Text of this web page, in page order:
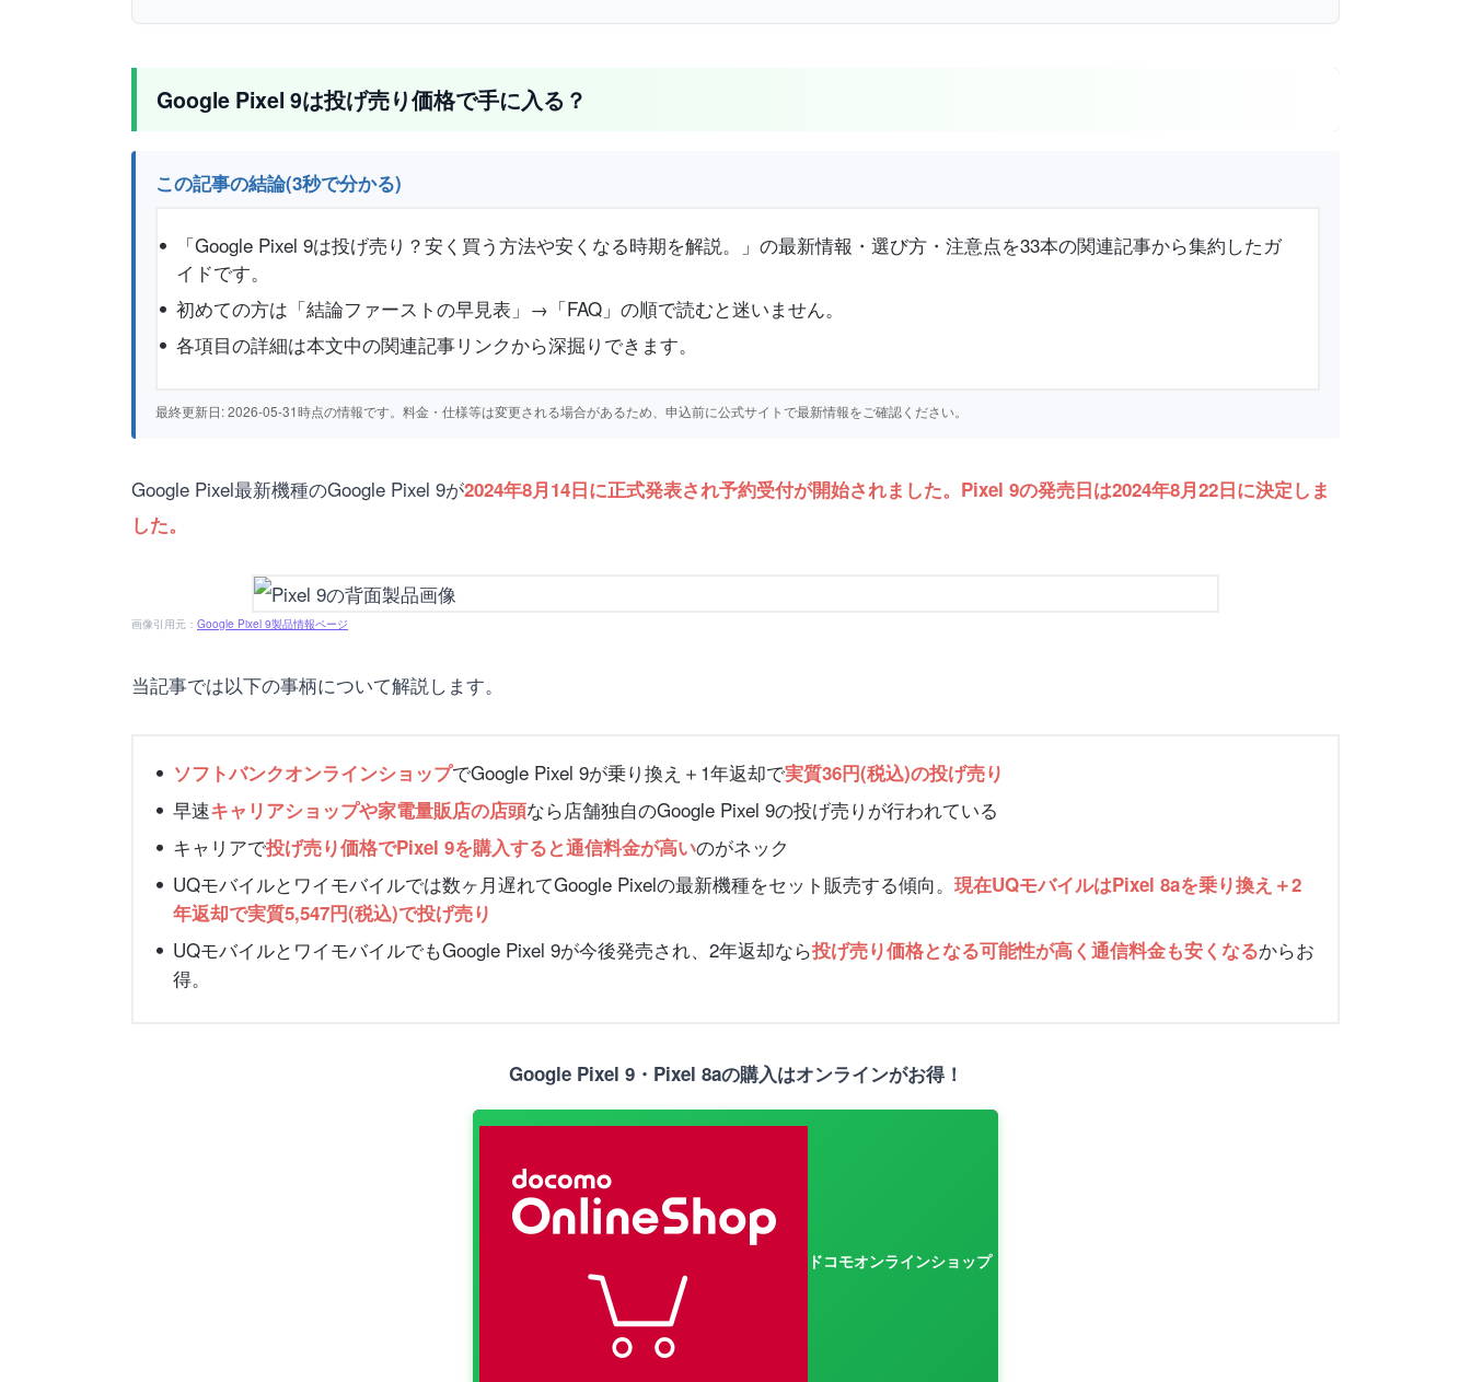
Google Pixel 9は投げ売り価格で手に入る？
この記事の結論(3秒で分かる)
「Google Pixel 9は投げ売り？安く買う方法や安くなる時期を解説。」の最新情報・選び方・注意点を33本の関連記事から集約したガ
イドです。
初めての方は「結論ファーストの早見表」→「FAQ」の順で読むと迷いません。
各項目の詳細は本文中の関連記事リンクから深掘りできます。
最終更新日: 2026-05-31時点の情報です。料金・仕様等は変更される場合があるため、申込前に公式サイトで最新情報をご確認ください。
Google Pixel最新機種のGoogle Pixel 9が2024年8月14日に正式発表され予約受付が開始されました。Pixel 9の発売日は2024年8月22日に決定しま
した。
画像引用元： Google Pixel 9製品情報ページ
当記事では以下の事柄について解説します。
ソフトバンクオンラインショップでGoogle Pixel 9が乗り換え＋1年返却で実質36円(税込)の投げ売り
早速キャリアショップや家電量販店の店頭なら店舗独自のGoogle Pixel 9の投げ売りが行われている
キャリアで投げ売り価格でPixel 9を購入すると通信料金が高いのがネック
UQモバイルとワイモバイルでは数ヶ月遅れてGoogle Pixelの最新機種をセット販売する傾向。 現在UQモバイルはPixel 8aを乗り換え＋2
年返却で実質5,547円(税込)で投げ売り
UQモバイルとワイモバイルでもGoogle Pixel 9が今後発売され、2年返却なら投げ売り価格となる可能性が高く通信料金も安くなるからお
得。
Google Pixel 9・Pixel 8aの購入はオンラインがお得！
ドコモオンラインショップ